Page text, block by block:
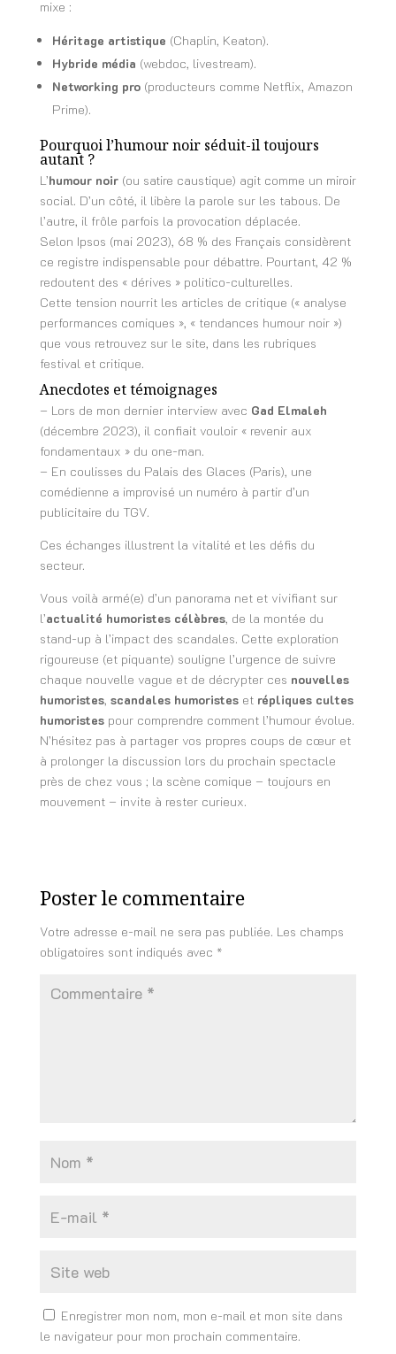
mixe :
Héritage artistique (Chaplin, Keaton).
Hybride média (webdoc, livestream).
Networking pro(producteurs comme Netflix, Amazon
Prime).
Pourquoi l’humour noir séduit-il toujours
autant ?
L’humour noir(ou satire caustique) agit comme un miroir
social. D’un côté, il libère la parole sur les tabous. De
l’autre, il frôle parfois la provocation déplacée.
Selon Ipsos (mai 2023), 68 % des Français considèrent
ce registre indispensable pour débattre. Pourtant, 42 %
redoutent des « dérives » politico-culturelles.
Cette tension nourrit les articles de critique (« analyse
performances comiques », « tendances humour noir »)
que vous retrouvez sur le site, dans les rubriques
festival et critique.
Anecdotes et témoignages
– Lors de mon dernier interview avec Gad Elmaleh
(décembre 2023), il confiait vouloir « revenir aux
fondamentaux » du one-man.
– En coulisses du Palais des Glaces (Paris), une
comédienne a improvisé un numéro à partir d’un
publicitaire du TGV.
Ces échanges illustrent la vitalité et les défis du
secteur.
Vous voilà armé(e) d’un panorama net et vivifiant sur
l’actualité humoristes célèbres, de la montée du
stand-up à l’impact des scandales. Cette exploration
rigoureuse (et piquante) souligne l’urgence de suivre
chaque nouvelle vague et de décrypter ces nouvelles
humoristes, scandales humoristeset répliques cultes
humoristespour comprendre comment l’humour évolue.
N’hésitez pas à partager vos propres coups de cœur et
à prolonger la discussion lors du prochain spectacle
près de chez vous ; la scène comique – toujours en
mouvement – invite à rester curieux.
Poster le commentaire
Votre adresse e-mail ne sera pas publiée. Les champs
obligatoires sont indiqués avec *
Enregistrer mon nom, mon e-mail et mon site dans
le navigateur pour mon prochain commentaire.